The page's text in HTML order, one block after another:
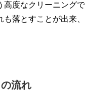
高度なクリーニング
落とすことが出来
流れ